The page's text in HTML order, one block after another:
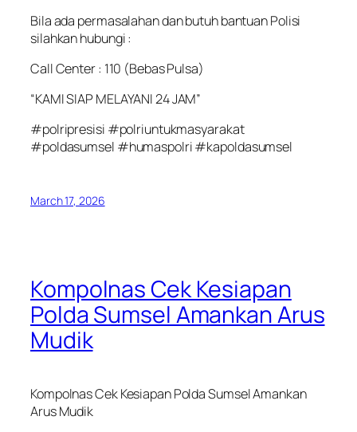
Bila ada permasalahan dan butuh bantuan Polisi
silahkan hubungi :
Call Center : 110 (Bebas Pulsa)
“KAMI SIAP MELAYANI 24 JAM”
#polripresisi #polriuntukmasyarakat
#poldasumsel #humaspolri #kapoldasumsel
March 17, 2026
Kompolnas Cek Kesiapan
Polda Sumsel Amankan Arus
Mudik
Kompolnas Cek Kesiapan Polda Sumsel Amankan
Arus Mudik